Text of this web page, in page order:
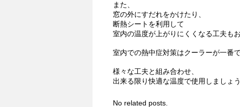
また、
窓の外にすだれをかけたり、
断熱シートを利用して
室内の温度が上がりにくくなる工夫も
室内での熱中症対策はクーラーが一番で
様々な工夫と組み合わせ、
出来る限り快適な温度で使用しましょう
No related posts.